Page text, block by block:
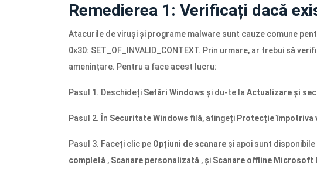
Remedierea 1: Verificați dacă
Atacurile de viruși și programe malware sunt cauze comune
0x30: SET_OF_INVALID_CONTEXT. Prin urmare, ar trebui să
amenințare. Pentru a face acest lucru:
Pasul 1. Deschideți Setări Windows și du-te la Actualizare și
Pasul 2. În Securitate Windows filă, atingeți Protecție împotriva
Pasul 3. Faceți clic pe Opțiuni de scanare și apoi sunt
completă , Scanare personalizată , și Scanare offline Microsoft